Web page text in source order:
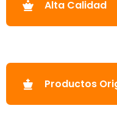
Alta Calidad
Productos